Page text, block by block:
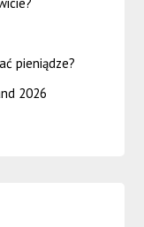
pieniądze?
2026